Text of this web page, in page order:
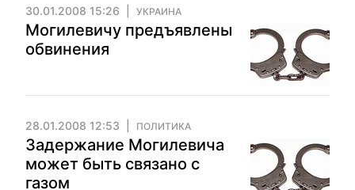
30.01.2008 15:26 УКРАИНА
Могилевичу предъявлены
обвинения
28.01.2008 12:53 ПОЛИТИКА
Задержание Могилевича
может быть связано с
газом